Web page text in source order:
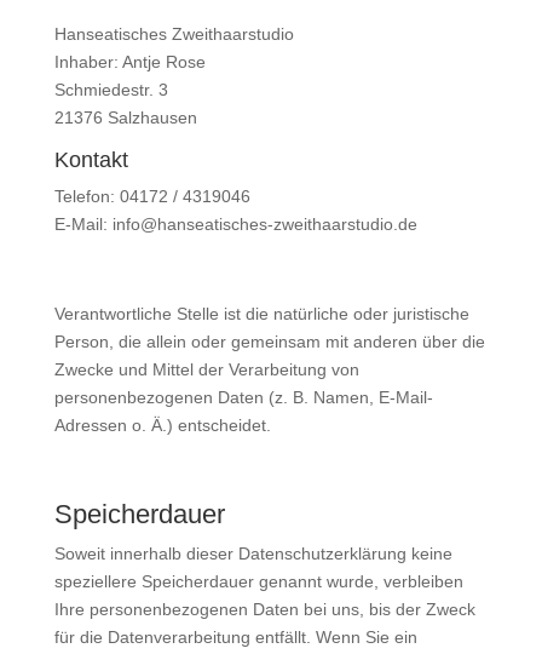
Hanseatisches Zweithaarstudio
Inhaber: Antje Rose
Schmiedestr. 3
21376 Salzhausen
Kontakt
Telefon: 04172 / 4319046
E-Mail: info@hanseatisches-zweithaarstudio.de
Verantwortliche Stelle ist die natürliche oder juristische
Person, die allein oder gemeinsam mit anderen über die
Zwecke und Mittel der Verarbeitung von
personenbezogenen Daten (z. B. Namen, E-Mail-
Adressen o. Ä.) entscheidet.
Speicherdauer
Soweit innerhalb dieser Datenschutzerklärung keine
speziellere Speicherdauer genannt wurde, verbleiben
Ihre personenbezogenen Daten bei uns, bis der Zweck
für die Datenverarbeitung entfällt. Wenn Sie ein